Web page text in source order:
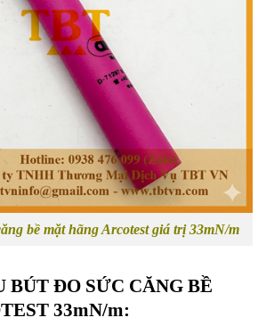
bề mặt hãng Arcotest giá trị 33mN/m
BÚT ĐO SỨC CĂNG BỀ
33mN/m: